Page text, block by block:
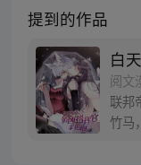
提到的作品
白
阅文
联邦
竹马